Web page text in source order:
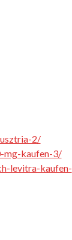
2/
mg-kaufen-3/
levitra-kaufen-